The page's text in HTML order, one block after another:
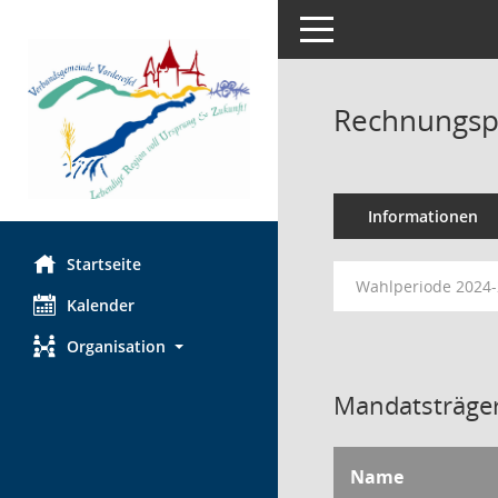
Startseite
Kalender
Organisation
Toggle navigation
Informationen
Wahlperiode
Name